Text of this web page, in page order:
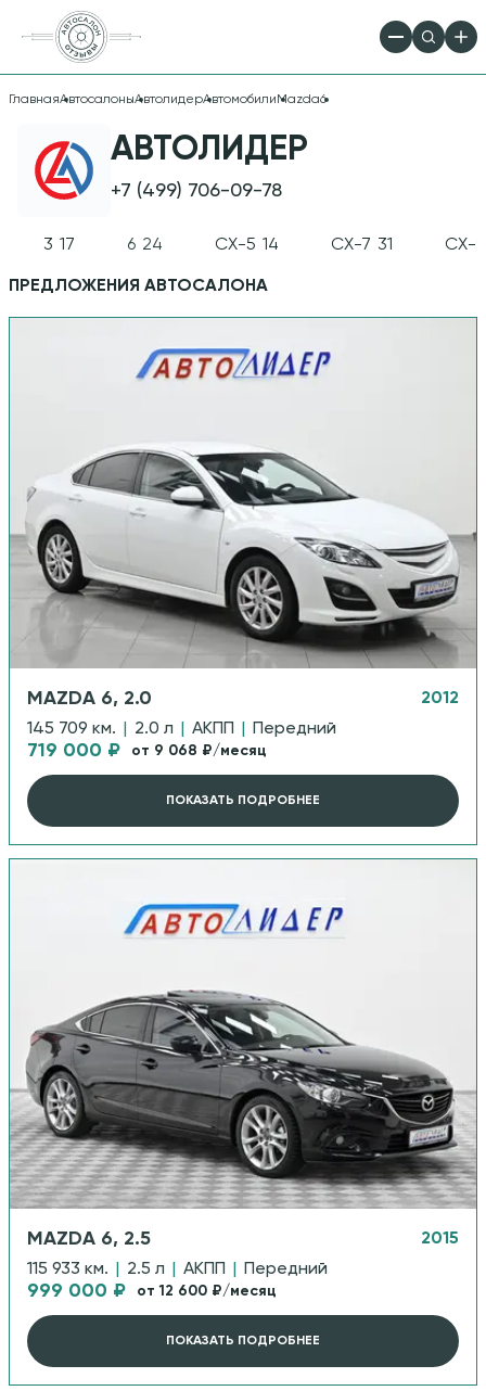
ГлавнаяАвтосалоныАвтолидерАвтомобили Mazda6
АВТОЛИДЕР
+7 (499) 706-09-78
3 17 6 24 CX-5 14 CX-7 31 CX-9
ПРЕДЛОЖЕНИЯ АВТОСАЛОНА
MAZDA 6, 2.0
2012
145 709 км.
2.0 л АКПП Передний
719 000 ₽ от 9 068 ₽/месяц
ПОКАЗАТЬ ПОДРОБНЕЕ
MAZDA 6, 2.5
2015
115 933 км.
2.5 л АКПП Передний
999 000 ₽ от 12 600 ₽/месяц
ПОКАЗАТЬ ПОДРОБНЕЕ